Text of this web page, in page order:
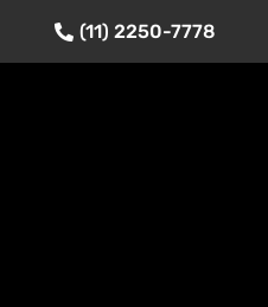
(11) 2250-7778